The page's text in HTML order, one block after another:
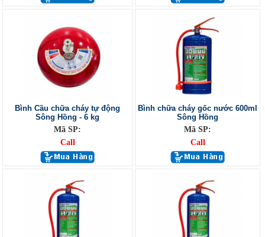
Bình Cầu chữa cháy tự động
Sông Hồng - 6 kg
Mã SP:
Call
Bình chữa cháy gốc nước 600ml
Sông Hồng
Mã SP:
Call